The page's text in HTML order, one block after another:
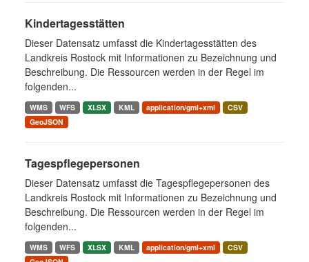
Kindertagesstätten
Dieser Datensatz umfasst die Kindertagesstätten des
Landkreis Rostock mit Informationen zu Bezeichnung und
Beschreibung. Die Ressourcen werden in der Regel im
folgenden...
WMS WFS XLSX KML application/gml+xml
CSV
GeoJSON
Tagespflegepersonen
Dieser Datensatz umfasst die Tagespflegepersonen des
Landkreis Rostock mit Informationen zu Bezeichnung und
Beschreibung. Die Ressourcen werden in der Regel im
folgenden...
WMS WFS XLSX KML application/gml+xml
CSV